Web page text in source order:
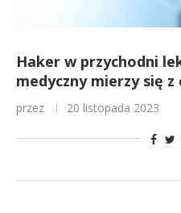
Haker w przychodni
medyczny mierzy się
przez 20 listopada 2023